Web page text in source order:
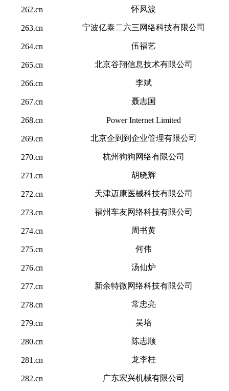
262.cn 怀凤波
263.cn 宁波亿泰二六三网络科技有限公司
264.cn 伍福艺
265.cn 北京谷翔信息技术有限公司
266.cn 李斌
267.cn 聂志国
268.cn Power Internet Limited
269.cn 北京企到到企业管理有限公司
270.cn 杭州狗狗网络有限公司
271.cn 胡晓辉
272.cn 天津迈康医械科技有限公司
273.cn 福州车友网络科技有限公司
274.cn 周书黄
275.cn 何伟
276.cn 汤仙炉
277.cn 新余特微网络科技有限公司
278.cn 常忠亮
279.cn 吴培
280.cn 陈志顺
281.cn 龙李桂
282.cn 广东宏兴机械有限公司